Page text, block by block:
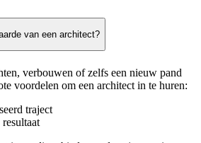
van een architect?
verbouwen of zelfs een nieuw pand
voordelen om een architect in te huren:
traject